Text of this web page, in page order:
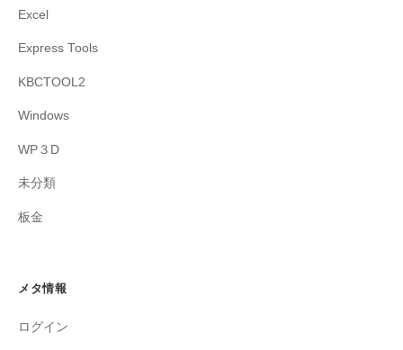
Excel
Express Tools
KBCTOOL2
Windows
WP３D
未分類
板金
メタ情報
ログイン